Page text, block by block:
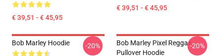
€ 39,51 - € 45,95
€ 39,51 - € 45,95
Bob Marley Hoodie -20%
Bob Marley Pixel Reggae
Pullover Hoodie
-20%